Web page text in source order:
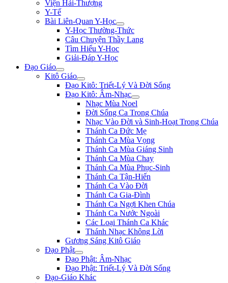
Viện Hải-Thượng
Y-Tế
Bài Liên-Quan Y-Học
Y-Học Thường-Thức
Câu Chuyện Thầy Lang
Tìm Hiểu Y-Hoc
Giải-Đáp Y-Học
Đạo Giáo
Kitô Giáo
Đạo Kitô: Triết-Lý Và Đời Sống
Đạo Kitô: Âm-Nhạc
Nhạc Mùa Noel
Đời Sống Ca Trong Chúa
Nhạc Vào Đời và Sinh-Hoạt Trong Chúa
Thánh Ca Đức Mẹ
Thánh Ca Mùa Vọng
Thánh Ca Mùa Giáng Sinh
Thánh Ca Mùa Chay
Thánh Ca Mùa Phục-Sinh
Thánh Ca Tận-Hiến
Thánh Ca Vào Đời
Thánh Ca Gia-Đình
Thánh Ca Ngợi Khen Chúa
Thánh Ca Nước Ngoài
Các Loại Thánh Ca Khác
Thánh Nhạc Không Lời
Gương Sáng Kitô Giáo
Đạo Phật
Đạo Phật: Âm-Nhạc
Đạo Phật: Triết-Lý Và Đời Sống
Đạo-Giáo Khác